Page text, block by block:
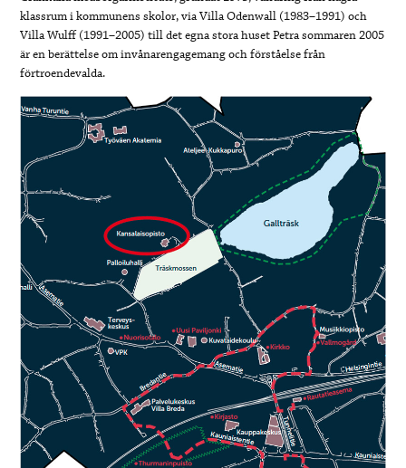
klassrum i kommunens skolor, via Villa Odenwall (1983–1991) och
Villa Wulff (1991–2005) till det egna stora huset Petra sommaren 2005
är en berättelse om invånarengagemang och förståelse från
förtroendevalda.